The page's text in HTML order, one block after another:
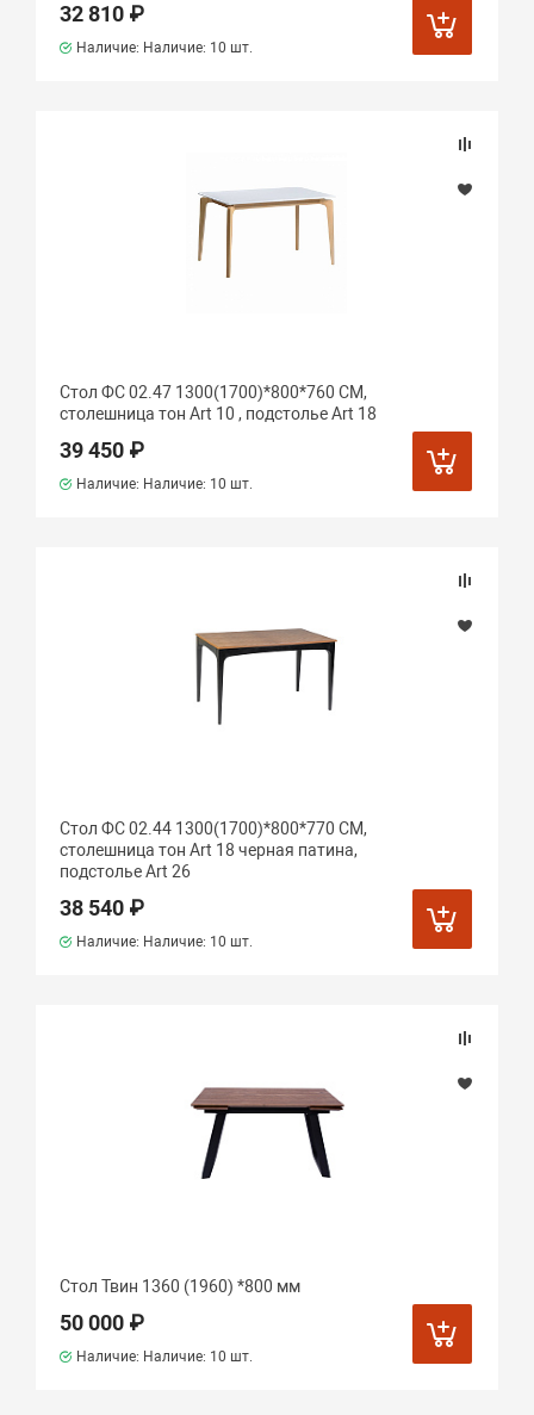
32 810 ₽
Наличие: Наличие: 10 шт.
Стол ФС 02.47 1300(1700)*800*760 СМ,
столешница тон Art 10 , подстолье Art 18
39 450 ₽
Наличие: Наличие: 10 шт.
Стол ФС 02.44 1300(1700)*800*770 СМ,
столешница тон Art 18 черная патина,
подстолье Art 26
38 540 ₽
Наличие: Наличие: 10 шт.
Стол Твин 1360 (1960) *800 мм
50 000 ₽
Наличие: Наличие: 10 шт.